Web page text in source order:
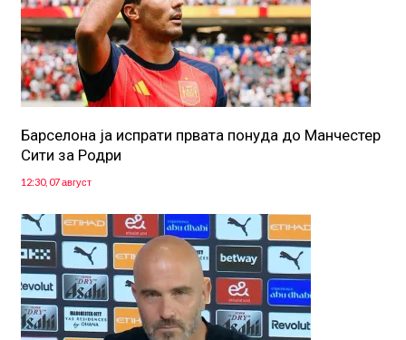
Барселона ја испрати првата понуда до Манчестер
Сити за Родри
12:30, 07 август